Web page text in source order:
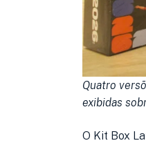
Quatro
exibidas
O Kit Box